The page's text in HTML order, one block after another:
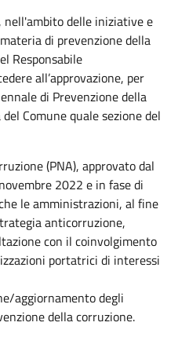
delle iniziative e
di prevenzione della
Responsabile
all’approvazione, per
di Prevenzione della
Comune quale sezione del
(PNA), approvato dal
2022 e in fase di
le amministrazioni, al fine
anticorruzione,
con il coinvolgimento
portatrici di interessi
aggiornamento degli
della corruzione.